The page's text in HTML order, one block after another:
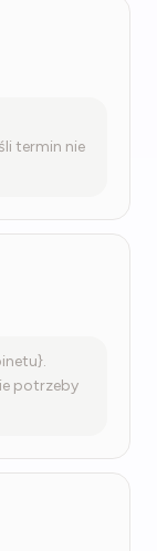
termin nie
potrzeby